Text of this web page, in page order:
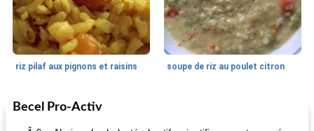
riz pilaf aux pignons et raisins soupe de riz au poulet citron
Ragoût
Becel Pro-Activ